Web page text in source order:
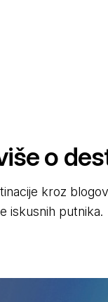
o
kroz
iskusnih putnika.